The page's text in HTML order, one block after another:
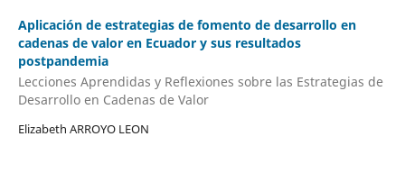
Aplicación de estrategias de fomento de desarrollo en
cadenas de valor en Ecuador y sus resultados
postpandemia
Lecciones Aprendidas y Reflexiones sobre las Estrategias de
Desarrollo en Cadenas de Valor
Elizabeth ARROYO LEON